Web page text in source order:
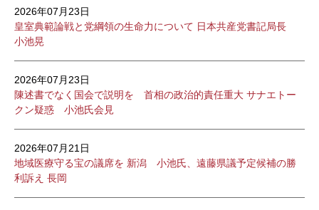
2026年07月23日
皇室典範論戦と党綱領の生命力について 日本共産党書記局長
小池晃
2026年07月23日
陳述書でなく国会で説明を 首相の政治的責任重大 サナエトー
クン疑惑 小池氏会見
2026年07月21日
地域医療守る宝の議席を 新潟 小池氏、遠藤県議予定候補の勝
利訴え 長岡